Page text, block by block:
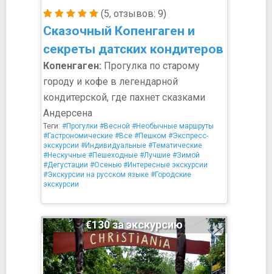
(5, отзывов: 9)
Сказочный Копенгаген и
секреты датских кондитеров
Копенгаген: Прогулка по старому
городу и кофе в легендарной
кондитерской, где пахнет сказками
Андерсена
Теги: #Прогулки #Весной #Необычные маршруты
#Гастрономические #Все #Пешком #Экспресс-
экскурсии #Индивидуальные #Тематические
#Нескучные #Пешеходные #Лучшие #Зимой
#Дегустации #Осенью #Интересные экскурсии
#Экскурсии на русском языке #Городские
экскурсии
€130 за экскурсию